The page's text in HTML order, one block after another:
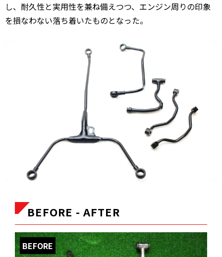
し、耐久性と実用性を兼ね備えつつ、エンジン周りの印象
を損なわない落ち着いたものとなった。
BEFORE - AFTER
BEFORE